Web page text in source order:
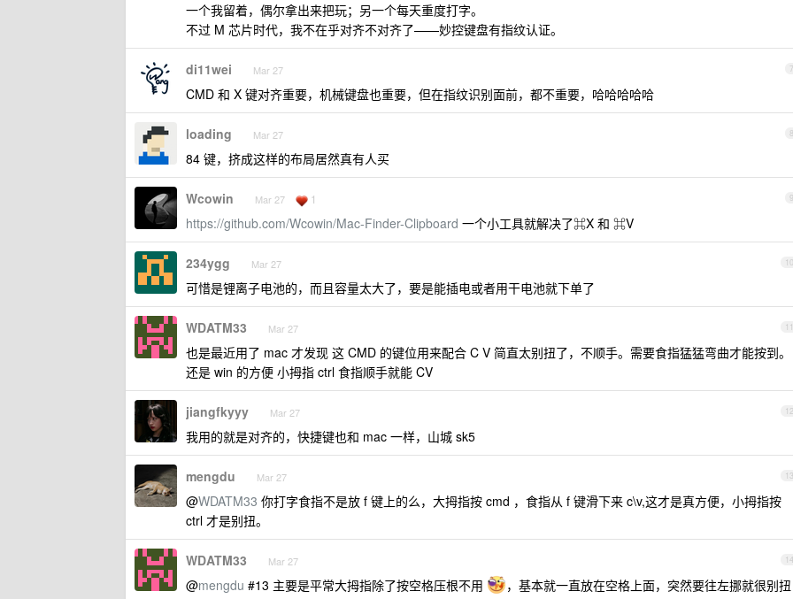
一个我留着，偶尔拿出来把玩；另一个每天重度打字。
不过 M 芯片时代，我不在乎对齐不对齐了——妙控键盘有指纹认证。
7
di11wei Mar 27
CMD 和 X 键对齐重要，机械键盘也重要，但在指纹识别面前，都不重要，哈哈哈哈哈
8
loading Mar 27
84 键，挤成这样的布局居然真有人买
9
Wcowin Mar 27 1
https://github.com/Wcowin/Mac-Finder-Clipboard 一个小工具就解决了⌘X 和 ⌘V
10
234ygg Mar 27
可惜是锂离子电池的，而且容量太大了，要是能插电或者用干电池就下单了
11
WDATM33 Mar 27
也是最近用了 mac 才发现 这 CMD 的键位用来配合 C V 简直太别扭了，不顺手。需要食指猛猛弯曲才能按到。
还是 win 的方便 小拇指 ctrl 食指顺手就能 CV
12
jiangfkyyy Mar 27
我用的就是对齐的，快捷键也和 mac 一样，山城 sk5
13
mengdu Mar 27
@WDATM33 你打字食指不是放 f 键上的么，大拇指按 cmd ，食指从 f 键滑下来 c\v,这才是真方便，小拇指按
ctrl 才是别扭。
14
WDATM33 Mar 27
@mengdu #13 主要是平常大拇指除了按空格压根不用 ，基本就一直放在空格上面，突然要往左挪就很别扭